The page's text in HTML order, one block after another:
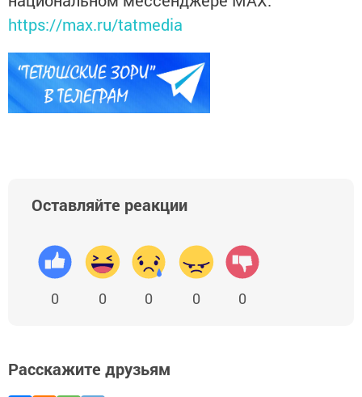
https://max.ru/tatmedia
Оставляйте реакции
0 0 0 0 0
Расскажите друзьям